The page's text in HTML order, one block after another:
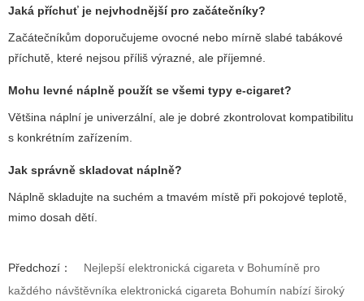
Jaká příchuť je nejvhodnější pro začátečníky?
Začátečníkům doporučujeme ovocné nebo mírně slabé tabákové
příchutě, které nejsou příliš výrazné, ale příjemné.
Mohu levné náplně použít se všemi typy e-cigaret?
Většina náplní je univerzální, ale je dobré zkontrolovat kompatibilitu
s konkrétním zařízením.
Jak správně skladovat náplně?
Náplně skladujte na suchém a tmavém místě při pokojové teplotě,
mimo dosah dětí.
Předchozí：
Nejlepší elektronická cigareta v Bohumíně pro
každého návštěvníka elektronická cigareta Bohumín nabízí široký